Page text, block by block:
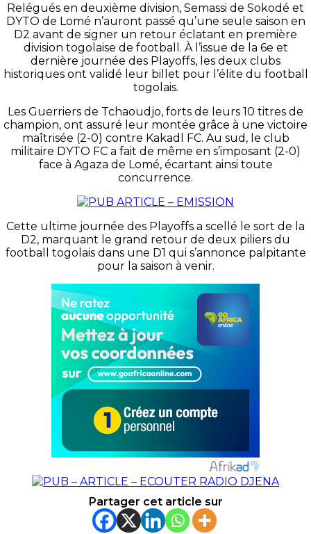
Relégués en deuxième division, Semassi de Sokodé et
DYTO de Lomé n’auront passé qu’une seule saison en
D2 avant de signer un retour éclatant en première
division togolaise de football. À l’issue de la 6e et
dernière journée des Playoffs, les deux clubs
historiques ont validé leur billet pour l’élite du football
togolais.
Les Guerriers de Tchaoudjo, forts de leurs 10 titres de
champion, ont assuré leur montée grâce à une victoire
maîtrisée (2-0) contre Kakadl FC. Au sud, le club
militaire DYTO FC a fait de même en s’imposant (2-0)
face à Agaza de Lomé, écartant ainsi toute
concurrence.
Cette ultime journée des Playoffs a scellé le sort de la
D2, marquant le grand retour de deux piliers du
football togolais dans une D1 qui s’annonce palpitante
pour la saison à venir.
Partager cet article sur